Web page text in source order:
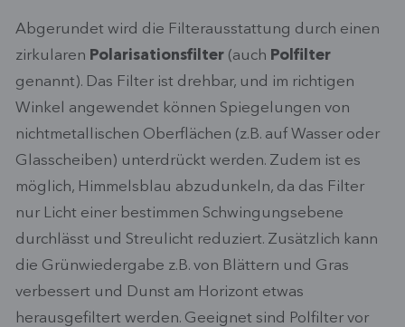
Abgerundet wird die Filterausstattung durch einen
zirkularen Polarisationsfilter (auch Polfilter
genannt). Das Filter ist drehbar, und im richtigen
Winkel angewendet können Spiegelungen von
nichtmetallischen Oberflächen (z.B. auf Wasser oder
Glasscheiben) unterdrückt werden. Zudem ist es
möglich, Himmelsblau abzudunkeln, da das Filter
nur Licht einer bestimmen Schwingungsebene
durchlässt und Streulicht reduziert. Zusätzlich kann
die Grünwiedergabe z.B. von Blättern und Gras
verbessert und Dunst am Horizont etwas
herausgefiltert werden. Geeignet sind Polfilter vor